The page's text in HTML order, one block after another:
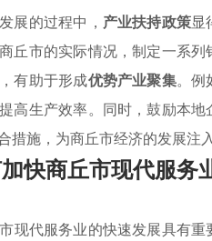
展的过程中， 产业扶持政策显
丘市的实际情况，制定一系列
有助于形成优势产业聚集。例
高生产效率。同时，鼓励本
措施，为商丘市经济的发展注
快商丘市现代服务
现代服务业的快速发展具有